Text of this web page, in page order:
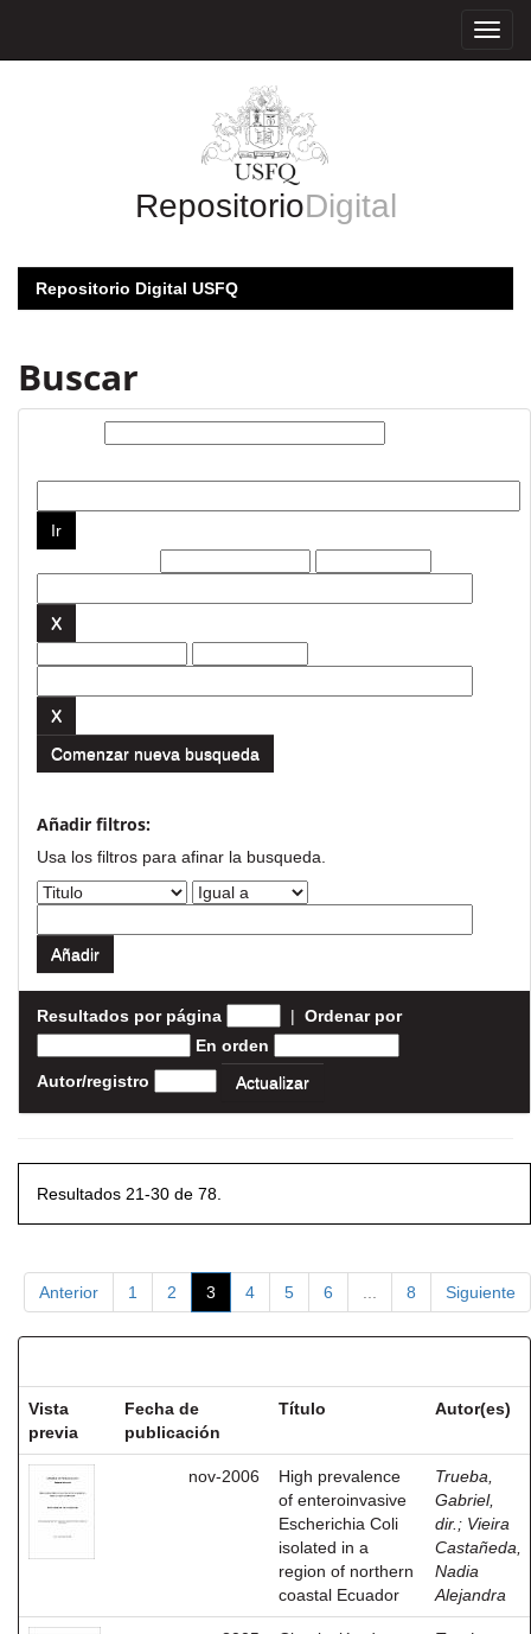
RepositorioDigital
Repositorio Digital USFQ
Buscar
Comenzar nueva busqueda
Añadir filtros:
Usa los filtros para afinar la busqueda.
Resultados por página | Ordenar por
En orden
Autor/registro
Resultados 21-30 de 78.
Anterior 1 2 3 4 5 6 8 Siguiente
Vista
previa
Fecha de
publicación
Título Autor(es)
nov-2006
High prevalence
of enteroinvasive
Escherichia Coli
isolated in a
region of northern
coastal Ecuador
Trueba,
Gabriel,
dir. ; Vieira
Castañeda,
Nadia
Alejandra